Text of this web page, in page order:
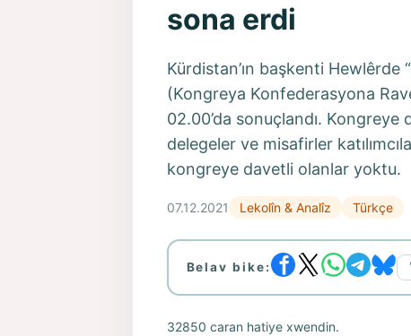
sona erdi
Kürdistan’ın başkenti
(Kongreya Konfederasyona
02.00’da sonuçlandı.
delegeler ve misafirler
kongreye davetli olanlar yoktu.
07.12.2021 Lekolîn & Analîz Türkçe
Belav bike:
32850 caran hatiye xwendin.